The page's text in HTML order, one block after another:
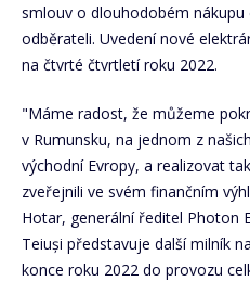
smlouv o dlouhodobém nákupu
odběrateli. Uvedení nové
na čtvrté čtvrtletí roku 2022.
"Máme radost, že můžeme
v Rumunsku, na jednom z
východní Evropy, a realizovat
zveřejnili ve svém finančním
Hotar, generální ředitel Photon
Teiuși představuje další milník
konce roku 2022 do provozu